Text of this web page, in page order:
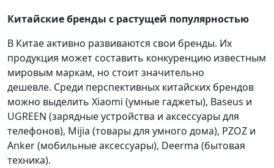
Китайские бренды с растущей популярностью
В Китае активно развиваются свои бренды. Их
продукция может составить конкуренцию известным
мировым маркам, но стоит значительно
дешевле. Среди перспективных китайских брендов
можно выделить Xiaomi (умные гаджеты), Baseus и
UGREEN (зарядные устройства и аксессуары для
телефонов), Mijia (товары для умного дома), PZOZ и
Anker (мобильные аксессуары), Deerma (бытовая
техника).